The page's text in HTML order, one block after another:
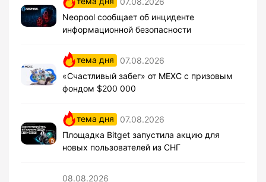
Neopool сообщает об инциденте
информационной безопасности
тема дня
07.08.2026
«Счастливый забег» от MEXC с призовым
фондом $200 000
тема дня
07.08.2026
Площадка Bitget запустила акцию для
новых пользователей из СНГ
08.08.2026